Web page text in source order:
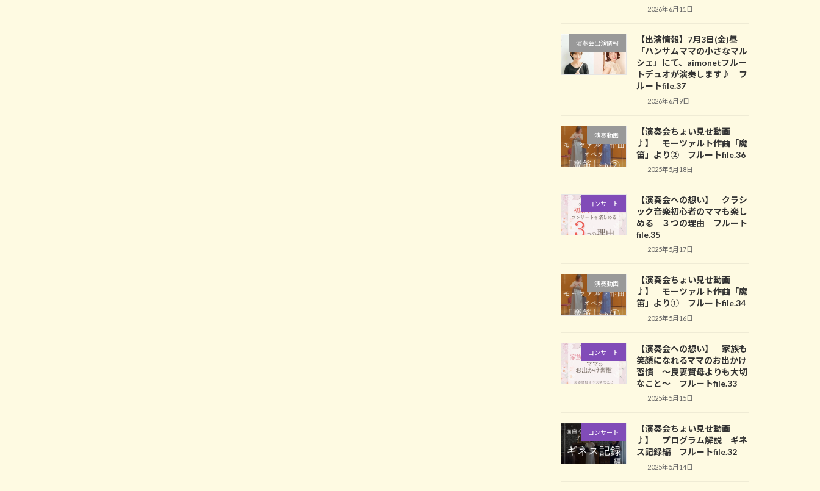
2026年6月11日
演奏会出演情報
【出演情報】7月3日(金)昼
「ハンサムママの小さなマル
シェ」にて、aimonetフルー
トデュオが演奏します♪ フ
ルートfile.37
2026年6月9日
演奏動画
【演奏会ちょい見せ動画
♪】 モーツァルト作曲「魔
笛」より② フルートfile.36
2025年5月18日
コンサート
【演奏会への想い】 クラシ
ック音楽初心者のママも楽し
める ３つの理由 フルート
file.35
2025年5月17日
演奏動画
【演奏会ちょい見せ動画
♪】 モーツァルト作曲「魔
笛」より① フルートfile.34
2025年5月16日
コンサート
【演奏会への想い】 家族も
笑顔になれるママのお出かけ
習慣 ～良妻賢母よりも大切
なこと～ フルートfile.33
2025年5月15日
コンサート
【演奏会ちょい見せ動画
♪】 プログラム解説 ギネ
ス記録編 フルートfile.32
2025年5月14日